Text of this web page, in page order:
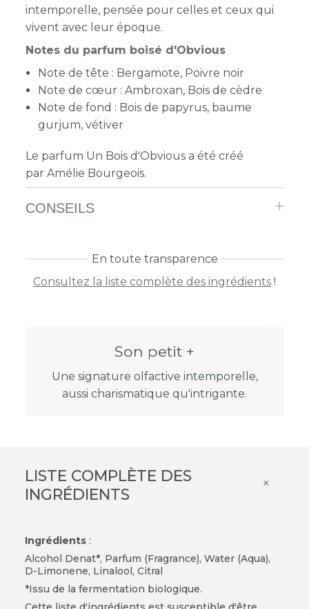
intemporelle, pensée pour celles et ceux qui
vivent avec leur époque.
Notes du parfum boisé d'Obvious
Note de tête : Bergamote, Poivre noir
Note de cœur : Ambroxan, Bois de cèdre
Note de fond : Bois de papyrus, baume
gurjum, vétiver
Le parfum Un Bois d'Obvious a été créé
parAmélie Bourgeois.
CONSEILS
En toute transparence
Consultez la liste complète des ingrédients !
Son petit +
Une signature olfactive intemporelle,
aussi charismatique qu'intrigante.
LISTE COMPLÈTE DES
INGRÉDIENTS
×
Ingrédients:
Alcohol Denat*, Parfum (Fragrance), Water (Aqua),
D-Limonene, Linalool, Citral
*Issu de la fermentation biologique.